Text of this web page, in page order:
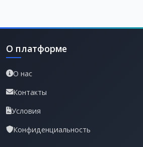
О платформе
О нас
Контакты
Условия
Конфиденциальность